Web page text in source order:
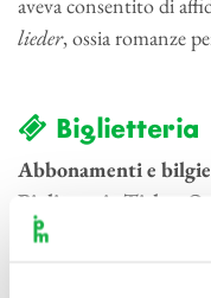
aveva consentito di
lieder, ossia romanze
Biglietteria
Abbonamenti e
Biglietteria Ticket One
Via San Giovanni sul